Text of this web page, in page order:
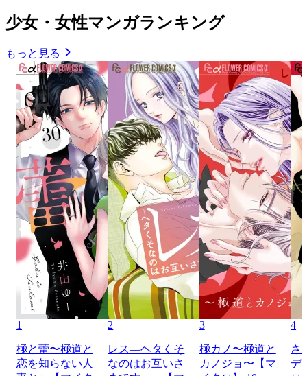
少女・女性マンガランキング
もっと見る
1
極と蕾〜極道と
恋を知らない人
2
レス―ヘタくそ
なのはお互いさ
3
極カノ〜極道と
カノジョ〜【マ
4
さ
デ